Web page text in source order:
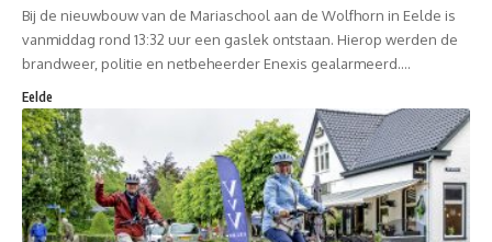
Bij de nieuwbouw van de Mariaschool aan de Wolfhorn in Eelde is
vanmiddag rond 13:32 uur een gaslek ontstaan. Hierop werden de
brandweer, politie en netbeheerder Enexis gealarmeerd.…
Eelde